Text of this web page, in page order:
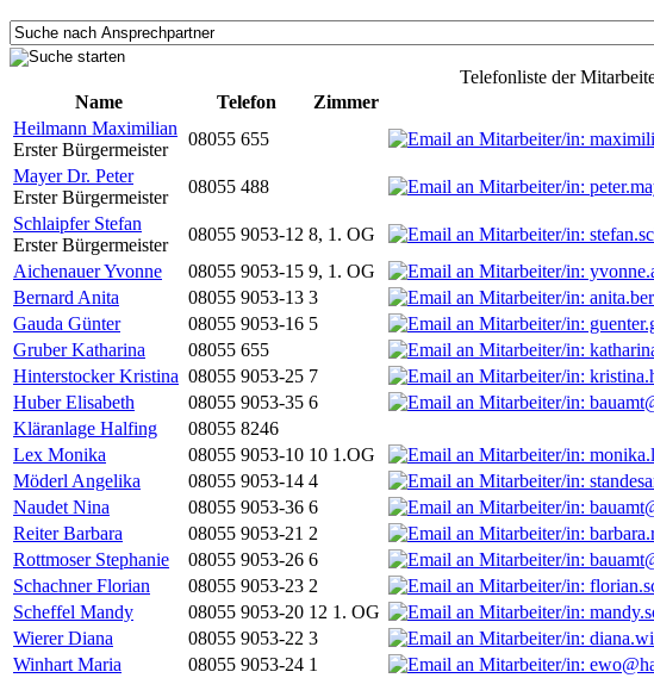
Telefonliste der
Name
Telefon Zimmer
Heilmann Maximilian
Erster Bürgermeister
08055 655
Mayer Dr. Peter
Erster Bürgermeister
08055 488
Schlaipfer Stefan
Erster Bürgermeister
08055 9053-12 8, 1. OG
Aichenauer Yvonne
08055 9053-15 9, 1. OG
Bernard Anita
08055 9053-13 3
Gauda Günter
08055 9053-16 5
Gruber Katharina
08055 655
Hinterstocker Kristina 08055 9053-25 7
Huber Elisabeth
08055 9053-35 6
Kläranlage Halfing
08055 8246
Lex Monika
08055 9053-10 10 1.OG
Möderl Angelika
08055 9053-14 4
Naudet Nina
08055 9053-36 6
Reiter Barbara
08055 9053-21 2
Rottmoser Stephanie
08055 9053-26 6
Schachner Florian
08055 9053-23 2
Scheffel Mandy
08055 9053-20 12 1. OG
Wierer Diana
08055 9053-22 3
Winhart Maria
08055 9053-24 1